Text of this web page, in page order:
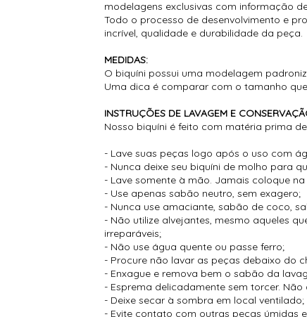
modelagens exclusivas com informação
Todo o processo de desenvolvimento e
incrível, qualidade e durabilidade da peça.
MEDIDAS:
O biquíni possui uma modelagem
Uma dica é comparar com o tamanho
INSTRUÇÕES DE LAVAGEM E
Nosso biquíni é feito com matéria prima
- Lave suas peças logo após o uso com
- Nunca deixe seu biquíni de molho para
- Lave somente à mão. Jamais coloque
- Use apenas sabão neutro, sem exagero;
- Nunca use amaciante, sabão de coco,
- Não utilize alvejantes, mesmo aqueles
irreparáveis;
- Não use água quente ou passe ferro;
- Procure não lavar as peças debaixo do
- Enxague e remova bem o sabão da
- Esprema delicadamente sem torcer.
- Deixe secar à sombra em local ventilado;
- Evite contato com outras peças úmidas